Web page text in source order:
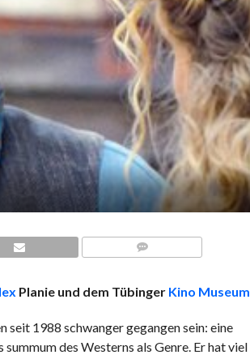
Planie und dem Tübinger Kino Museum
1988 schwanger gegangen sein: eine
des Westerns als Genre. Er hat viel